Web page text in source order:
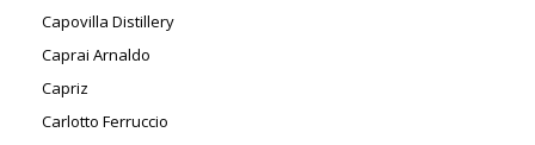
Capovilla Distillery
Caprai Arnaldo
Capriz
Carlotto Ferruccio